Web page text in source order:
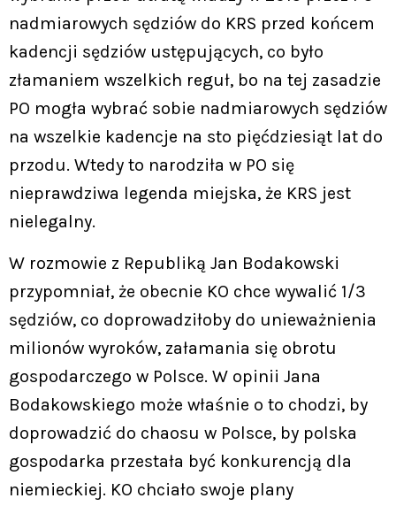
nadmiarowych sędziów do KRS przed końcem
kadencji sędziów ustępujących, co było
złamaniem wszelkich reguł, bo na tej zasadzie
PO mogła wybrać sobie nadmiarowych sędziów
na wszelkie kadencje na sto pięćdziesiąt lat do
przodu. Wtedy to narodziła w PO się
nieprawdziwa legenda miejska, że KRS jest
nielegalny.
W rozmowie z Republiką Jan Bodakowski
przypomniał, że obecnie KO chce wywalić 1/3
sędziów, co doprowadziłoby do unieważnienia
milionów wyroków, załamania się obrotu
gospodarczego w Polsce. W opinii Jana
Bodakowskiego może właśnie o to chodzi, by
doprowadzić do chaosu w Polsce, by polska
gospodarka przestała być konkurencją dla
niemieckiej. KO chciało swoje plany